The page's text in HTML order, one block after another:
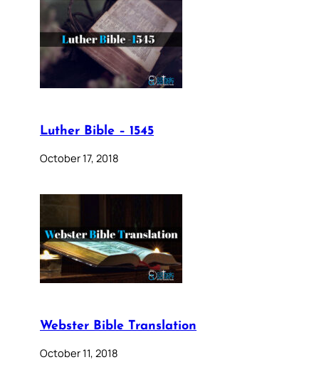
Luther Bible – 1545
October 17, 2018
Webster Bible Translation
October 11, 2018